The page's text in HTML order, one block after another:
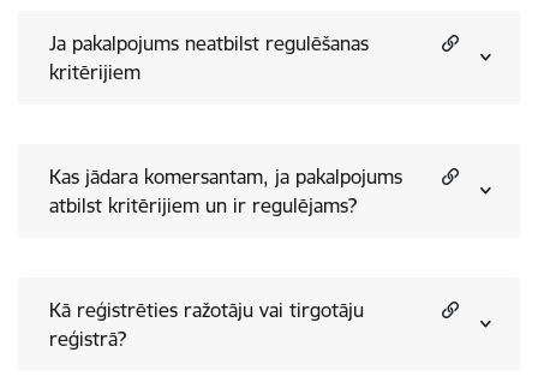
Ja pakalpojums neatbilst regulēšanas
kritērijiem
Kas jādara komersantam, ja pakalpojums
atbilst kritērijiem un ir regulējams?
Kā reģistrēties ražotāju vai tirgotāju
reģistrā?